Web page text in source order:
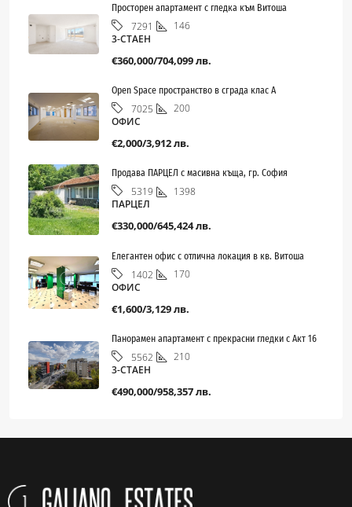
Просторен апартамент с гледка към Витоша
7291
146
3-СТАЕН
€360,000/704,099 лв.
Open Space пространство в сграда клас А
7025
200
ОФИС
€2,000/3,912 лв.
Продава ПАРЦЕЛ с масивна къща, гр. София
5319
1398
ПАРЦЕЛ
€330,000/645,424 лв.
Елегантен офис с отлична локация в кв. Витоша
1402
170
ОФИС
€1,600/3,129 лв.
Панорамен апартамент с прекрасни гледки с Акт 16
5562
210
3-СТАЕН
€490,000/958,357 лв.